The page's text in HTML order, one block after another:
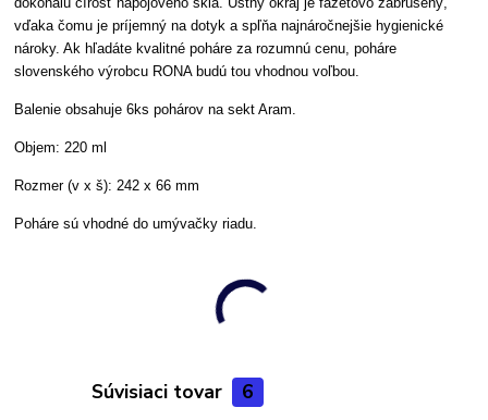
vďaka čomu je príjemný na dotyk a spľňa najnáročnejšie hygienické
nároky. Ak hľadáte kvalitné poháre za rozumnú cenu, poháre
slovenského výrobcu RONA budú tou vhodnou voľbou.
Balenie obsahuje 6ks pohárov na sekt Aram.
Objem: 220 ml
Rozmer (v x š): 242 x 66 mm
Poháre sú vhodné do umývačky riadu.
Súvisiaci tovar 6